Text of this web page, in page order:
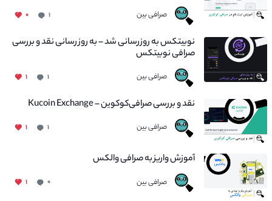
صرافی بین ۱ ۰
نوبیتکس به روزرسانی شد – به روز رسانی نقد و بررسی
صرافی نوبیتکس
صرافی بین ۱ ۱
نقد و بررسی صرافی‌کوکوین – Kucoin Exchange
صرافی بین ۱ ۱
آموزش واریز به صرافی والکس
صرافی بین ۰ ۱